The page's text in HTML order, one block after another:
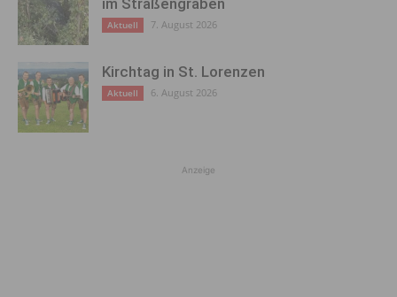
Aktuell 7. August 2026
Kirchtag in St. Lorenzen
Aktuell 6. August 2026
Anzeige